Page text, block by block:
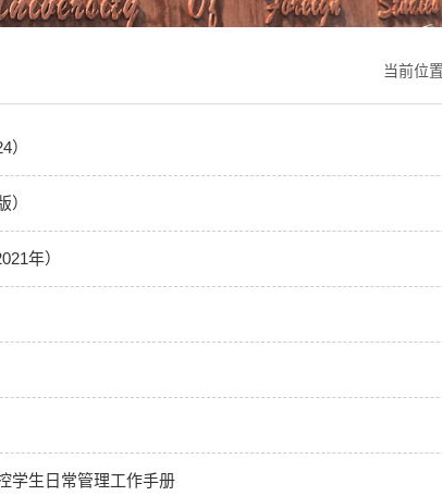
当前位
）
）
年）
学生日常管理工作手册